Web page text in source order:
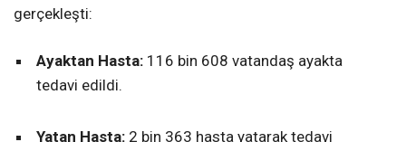
gerçekleşti:
Ayaktan Hasta: 116 bin 608 vatandaş ayakta
tedavi edildi.
Yatan Hasta: 2 bin 363 hasta yatarak tedavi